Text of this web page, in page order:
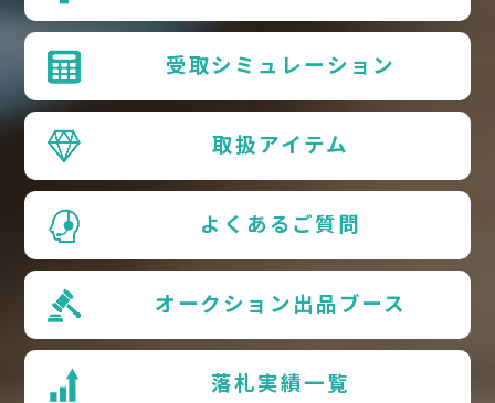
受取シミュレーション
取扱アイテム
よくあるご質問
オークション出品ブース
落札実績一覧